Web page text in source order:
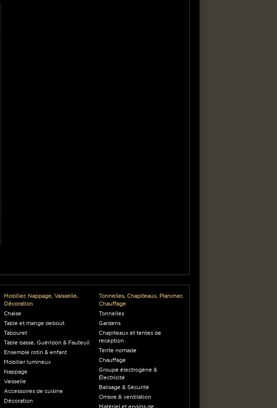
Mobilier, Nappage, Vaisselle,
Décoration
Chaise
Table et mange debout
Tabouret
Table basse, Guéridon & Fauteuil
Ensemble rotin & enfant
Mobilier lumineux
Nappage
Vaisselle
Accessoires de cuisine
Décoration
Tonnelles, Chapiteaux, Plancher,
Chauffage
Tonnelles
Gardens
Chapiteaux et tentes de
reception
Tente nomade
Chauffage
Groupe électrogène &
Électricité
Balisage & Sécurité
Ombre & ventilation
Matériel et engins de